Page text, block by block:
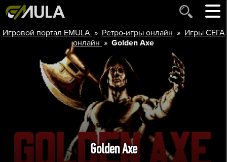
Игровой портал EMULA » Ретро-игры онлайн » Игры СЕГА
онлайн » Golden Axe
Golden Axe